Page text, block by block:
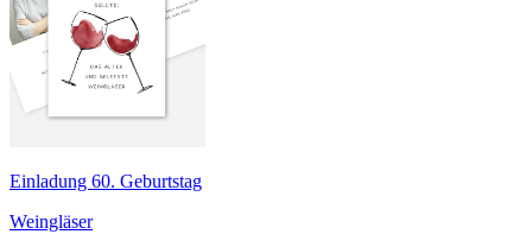
Einladung 60. Geburtstag
Weingläser